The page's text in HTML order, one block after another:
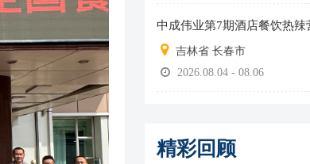
吉林省 长春市
2026.08.04 - 08.06
精彩回顾